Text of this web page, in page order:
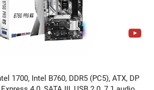
1700, Intel B760, DDR5 (PC5), ATX, DP